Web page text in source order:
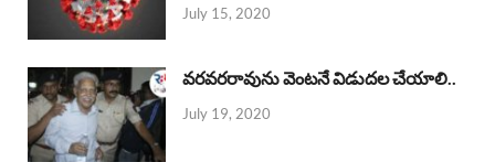
July 15, 2020
వరవరరావును వెంటనే విడుదల చేయాలి..
July 19, 2020